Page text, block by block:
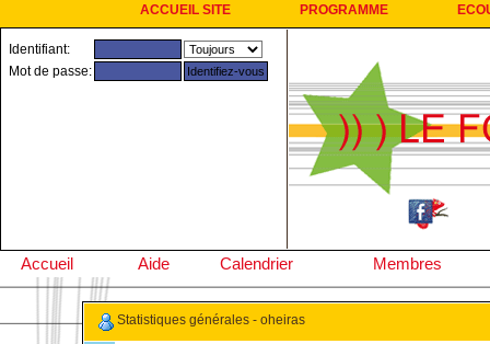
ACCUEIL SITE PROGRAMME
Identifiant:
Mot de passe:
Accueil Aide Calendrier Membres
Statistiques générales - oheiras